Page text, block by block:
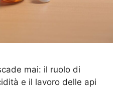
mai: il ruolo di
e il lavoro delle api